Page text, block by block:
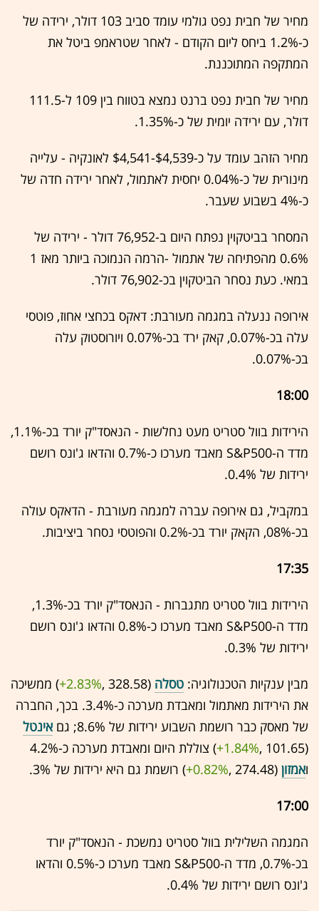
מחיר של חבית נפט גולמי עומד סביב 103 דולר, ירידה של
כ-1.2% ביחס ליום הקודם - לאחר שטראמפ ביטל את
המתקפה המתוכננת.
מחיר של חבית נפט ברנט נמצא בטווח בין 109 ל-111.5
דולר, עם ירידה יומית של כ-1.35%.
מחיר הזהב עומד על כ-$4,539-$4,541 לאונקיה - עלייה
מינורית של כ-0.04% יחסית לאתמול, לאחר ירידה חדה של
כ-4% בשבוע שעבר.
המסחר בביטקוין נפתח היום ב-76,952 דולר - ירידה של
0.6% מהפתיחה של אתמול -הרמה הנמוכה ביותר מאז 1
במאי. כעת נסחר הביטקוין בכ-76,902 דולר.
אירופה ננעלה במגמה מעורבת: דאקס בכחצי אחוז, פוטסי
עלה בכ-0.07%, קאק ירד בכ-0.07% ויורוסטוק עלה
בכ-0.07%.
18:00
הירידות בוול סטריט מעט נחלשות - הנאסד"ק יורד בכ-1.1%,
מדד ה-S&P500 מאבד מערכו כ-0.7% והדאו ג'ונס רושם
ירידות של 0.4%.
במקביל, גם אירופה עברה למגמה מעורבת - הדאקס עולה
בכ-08%, הקאק יורד בכ-0.2% והפוטסי נסחר ביציבות.
17:35
הירידות בוול סטריט מתגברות - הנאסד"ק יורד בכ-1.3%,
מדד ה-S&P500 מאבד מערכו כ-0.8% והדאו ג'ונס רושם
ירידות של 0.3%.
מבין ענקיות הטכנולוגיה: טסלה (328.58 ,‎
+2.83%‏) ממשיכה
את הירידות מאתמול ומאבדת מערכה כ-3.4%. בכך, החברה
של מאסק כבר רושמת השבוע ירידות של 8.6%; גם
אינטל
(101.65 ,‎
+1.84%
‏) צוללת היום ומאבדת מערכה כ-4.2%
ואמזון (274.48 ,‎
+0.82%‏) רושמת גם היא ירידות של 3%.
17:00
המגמה השלילית בוול סטריט נמשכת - הנאסד"ק יורד
בכ-0.7%, מדד ה-S&P500 מאבד מערכו כ-0.5% והדאו
ג'ונס רושם ירידות של 0.4%.